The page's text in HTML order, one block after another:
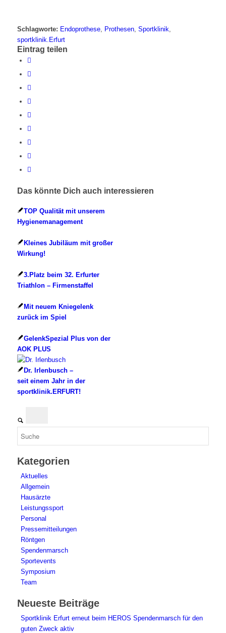
Schlagworte: Endoprothese, Prothesen, Sportklinik
sportklinik.Erfurt
Eintrag teilen
Das könnte Dich auch interessieren
TOP Qualität mit unserem
Hygienemanagement
Kleines Jubiläum mit großer
Wirkung!
3.Platz beim 32. Erfurter
Triathlon – Firmenstaffel
Mit neuem Kniegelenk
zurück im Spiel
GelenkSpezial Plus von der
AOK PLUS
Dr. Irlenbusch –
seit einem Jahr in der
sportklinik.ERFURT!
Kategorien
Aktuelles
Allgemein
Hausärzte
Leistungssport
Personal
Pressemitteilungen
Röntgen
Spendenmarsch
Sportevents
Symposium
Team
Neueste Beiträge
Sportklinik Erfurt erneut beim HEROS Spendenmarsch für den
guten Zweck aktiv